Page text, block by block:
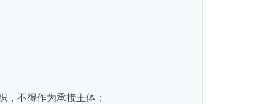
，不得作为承接主体；